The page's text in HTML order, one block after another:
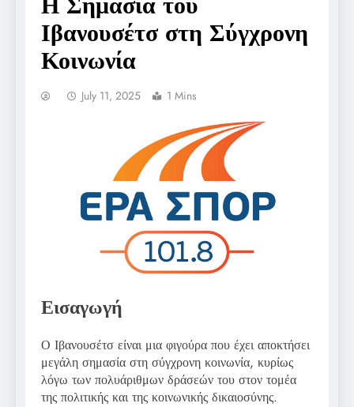
Ιβανουσέτσ στη Σύγχρονη
Κοινωνία
July 11, 2025 1 Mins
Εισαγωγή
Ο Ιβανουσέτσ είναι μια φιγούρα που έχει αποκτήσει
μεγάλη σημασία στη σύγχρονη κοινωνία, κυρίως
λόγω των πολυάριθμων δράσεών του στον τομέα
της πολιτικής και της κοινωνικής δικαιοσύνης.